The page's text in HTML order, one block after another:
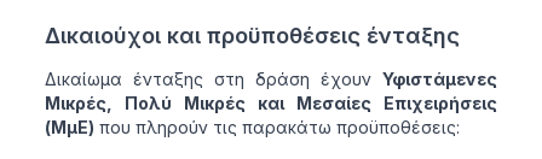
Δικαιούχοι και προϋποθέσεις ένταξης
Δικαίωμα ένταξης στη δράση έχουν Υφιστάμενες
Μικρές, Πολύ Μικρές και Μεσαίες Επιχειρήσεις
(ΜμΕ) που πληρούν τις παρακάτω προϋποθέσεις: